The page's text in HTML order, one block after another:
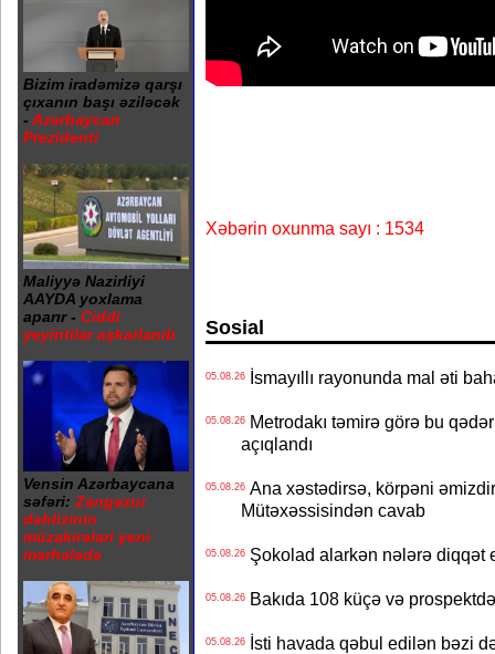
Bizim iradəmizə qarşı
çıxanın başı əziləcək
- Azərbaycan
Prezidenti
Maliyyə Nazirliyi
AAYDA yoxlama
aparır - Ciddi
yeyintilər aşkarlanıb
Vensin Azərbaycana
səfəri: Zəngəzur
dəhlizinin
müzakirələri yeni
mərhələdə
Xəbərin oxunma sayı : 1534
Sosial
05.08.26İsmayıllı rayonunda mal əti
05.08.26Metrodakı təmirə görə bu
açıqlandı
05.08.26Ana xəstədirsə, körpəni
Mütəxəssisindən cavab
05.08.26Şokolad alarkən nələrə diqqət
05.08.26Bakıda 108 küçə və
05.08.26İsti havada qəbul edilən bəzi